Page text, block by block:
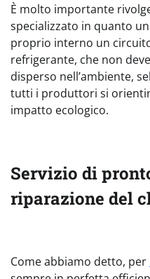
È molto importante
specializzato in quanto
proprio interno un
refrigerante, che non
disperso nell’ambiente,
tutti i produttori si
impatto ecologico.
Servizio di
riparazione del
Come abbiamo detto, per